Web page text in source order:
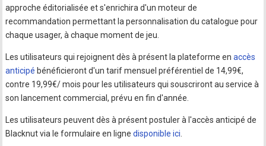
approche éditorialisée et s'enrichira d'un moteur de
recommandation permettant la personnalisation du catalogue pour
chaque usager, à chaque moment de jeu.
Les utilisateurs qui rejoignent dès à présent la plateforme enaccès
anticipé bénéficieront d'un tarif mensuel préférentiel de 14,99€,
contre 19,99€/ mois pour les utilisateurs qui souscriront au service à
son lancement commercial, prévu en fin d'année.
Les utilisateurs peuvent dès à présent postuler à l'accès anticipé de
Blacknut via le formulaire en lignedisponible ici